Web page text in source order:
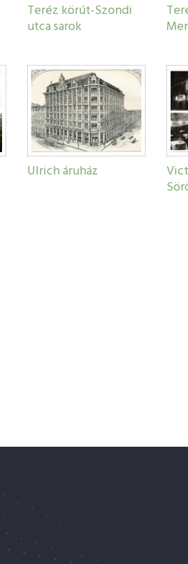
Teréz körút-Szondi
utca sarok
Ulrich áruház